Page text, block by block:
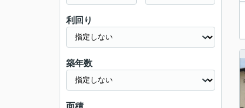
利回り
築年数
面積